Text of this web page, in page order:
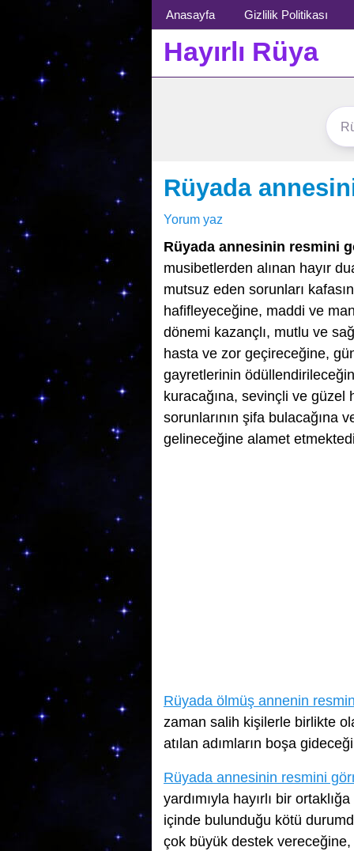
Menü
Anasayfa Gizlilik Politikası
Hayırlı Rüya
Rüyada
Yorum yaz
Rüyada annesinin resmini
musibetlerden alınan hayır
mutsuz eden sorunları
hafifleyeceğine, maddi ve
dönemi kazançlı, mutlu ve
hasta ve zor geçireceğine,
gayretlerinin
kuracağına, sevinçli ve güzel
sorunlarının şifa bulacağına
gelineceğine alamet
Rüyada ölmüş annenin
zaman salih kişilerle birlikte
atılan adımların boşa
Rüyada annesinin resmini
yardımıyla hayırlı bir
içinde bulunduğu kötü
çok büyük destek